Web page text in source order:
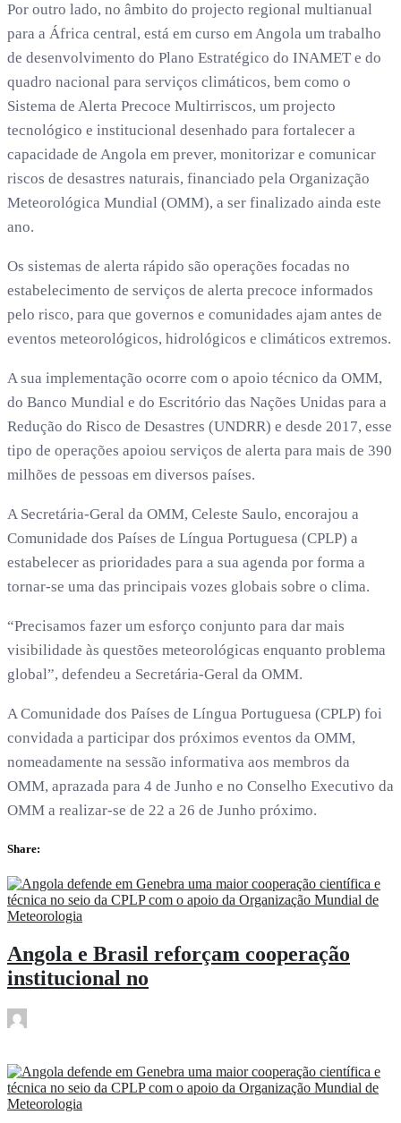
Por outro lado, no âmbito do projecto regional multianual
para a África central, está em curso em Angola um trabalho
de desenvolvimento do Plano Estratégico do INAMET e do
quadro nacional para serviços climáticos, bem como o
Sistema de Alerta Precoce Multirriscos, um projecto
tecnológico e institucional desenhado para fortalecer a
capacidade de Angola em prever, monitorizar e comunicar
riscos de desastres naturais, financiado pela Organização
Meteorológica Mundial (OMM), a ser finalizado ainda este
ano.
Os sistemas de alerta rápido são operações focadas no
estabelecimento de serviços de alerta precoce informados
pelo risco, para que governos e comunidades ajam antes de
eventos meteorológicos, hidrológicos e climáticos extremos.
A sua implementação ocorre com o apoio técnico da OMM,
do Banco Mundial e do Escritório das Nações Unidas para a
Redução do Risco de Desastres (UNDRR) e desde 2017, esse
tipo de operações apoiou serviços de alerta para mais de 390
milhões de pessoas em diversos países.
A Secretária-Geral da OMM, Celeste Saulo, encorajou a
Comunidade dos Países de Língua Portuguesa (CPLP) a
estabelecer as prioridades para a sua agenda por forma a
tornar-se uma das principais vozes globais sobre o clima.
“Precisamos fazer um esforço conjunto para dar mais
visibilidade às questões meteorológicas enquanto problema
global”, defendeu a Secretária-Geral da OMM.
A Comunidade dos Países de Língua Portuguesa (CPLP) foi
convidada a participar dos próximos eventos da OMM,
nomeadamente na sessão informativa aos membros da
OMM, aprazada para 4 de Junho e no Conselho Executivo da
OMM a realizar-se de 22 a 26 de Junho próximo.
Share:
Angola e Brasil reforçam cooperação
institucional no